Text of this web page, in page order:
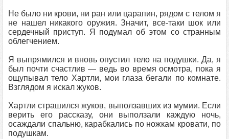
Не было ни крови, ни ран или царапин, рядом с телом я
не нашел никакого оружия. Значит, все-таки шок или
сердечный приступ. Я подумал об этом со странным
облегчением.
Я выпрямился и вновь опустил тело на подушки. Да, я
был почти счастлив — ведь во время осмотра, пока я
ощупывал тело Хартли, мои глаза бегали по комнате.
Взглядом я искал жуков.
Хартли страшился жуков, выползавших из мумии. Если
верить его рассказу, они выползали каждую ночь,
осаждали спальню, карабкались по ножкам кровати, по
подушкам.